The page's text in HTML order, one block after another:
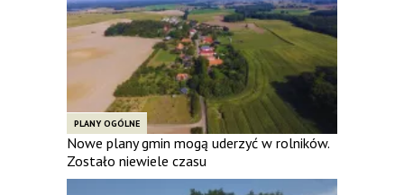
PLANY OGÓLNE
Nowe plany gmin mogą uderzyć w rolników.
Zostało niewiele czasu